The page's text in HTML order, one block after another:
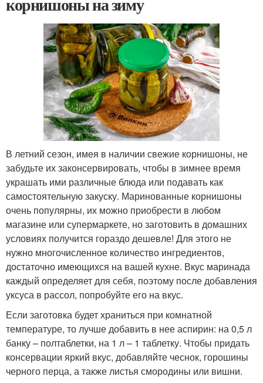
В летний сезон, имея в наличии свежие корнишоны, не
забудьте их законсервировать, чтобы в зимнее время
украшать ими различные блюда или подавать как
самостоятельную закуску. Маринованные корнишоны
очень популярны, их можно приобрести в любом
магазине или супермаркете, но заготовить в домашних
условиях получится гораздо дешевле! Для этого не
нужно многочисленное количество ингредиентов,
достаточно имеющихся на вашей кухне. Вкус маринада
каждый определяет для себя, поэтому после добавления
уксуса в рассол, попробуйте его на вкус.
Если заготовка будет храниться при комнатной
температуре, то лучше добавить в нее аспирин: на 0,5 л
банку – полтаблетки, на 1 л – 1 таблетку. Чтобы придать
консервации яркий вкус, добавляйте чеснок, горошины
черного перца, а также листья смородины или вишни.